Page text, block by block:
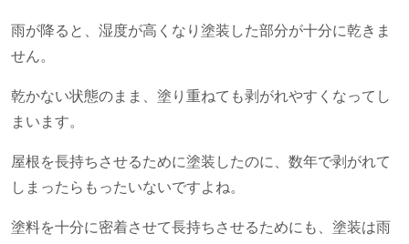
雨が降ると、湿度が高くなり塗装した部分が十分に乾きま
せん。
乾かない状態のまま、塗り重ねても剥がれやすくなってし
まいます。
屋根を長持ちさせるために塗装したのに、数年で剥がれて
しまったらもったいないですよね。
塗料を十分に密着させて長持ちさせるためにも、塗装は雨